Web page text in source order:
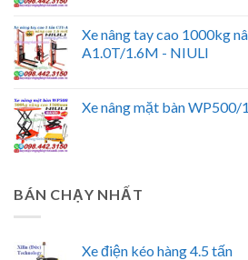
Xe nâng tay cao 1000kg
A1.0T/1.6M - NIULI
Xe nâng mặt bàn
BÁN CHẠY NHẤT
Xe điện kéo hàng 4.5 tấn